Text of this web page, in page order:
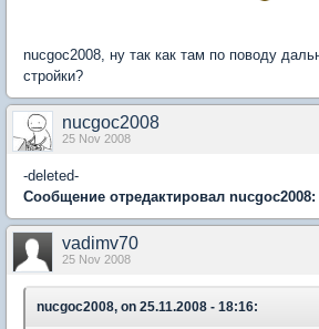
nucgoc2008, ну так как там по поводу
стройки?
nucgoc2008
25 Nov 2008
-deleted-
Сообщение отредактировал nucgoc2008:
vadimv70
25 Nov 2008
nucgoc2008, on 25.11.2008 - 18:16: